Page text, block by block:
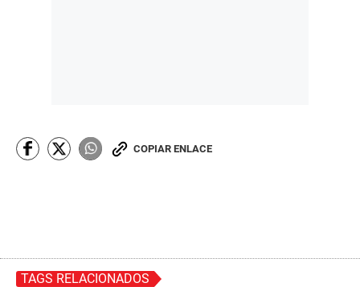
COPIAR ENLACE
TAGS RELACIONADOS